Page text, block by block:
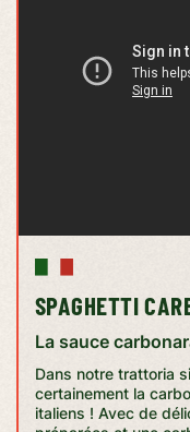
SPAGHETTI
La sauce
Dans notre trattoria
certainement la
italiens ! Avec de